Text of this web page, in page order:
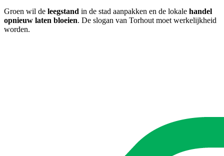
Groen wil de leegstand in de stad aanpakken en de lokale handel
opnieuw laten bloeien. De slogan van Torhout moet werkelijkheid
worden.